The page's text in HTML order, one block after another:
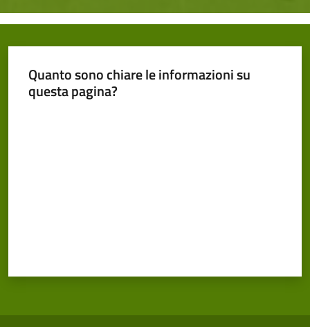
Quanto sono chiare le informazioni su
questa pagina?